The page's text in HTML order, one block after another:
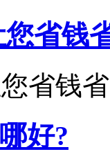
省钱
省钱
好?